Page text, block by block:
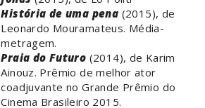
História de uma pena (2015), de
Leonardo Mouramateus. Média-
metragem.
Praia do Futuro (2014), de Karim
Ainouz. Prêmio de melhor ator
coadjuvante no Grande Prêmio do
Cinema Brasileiro 2015.